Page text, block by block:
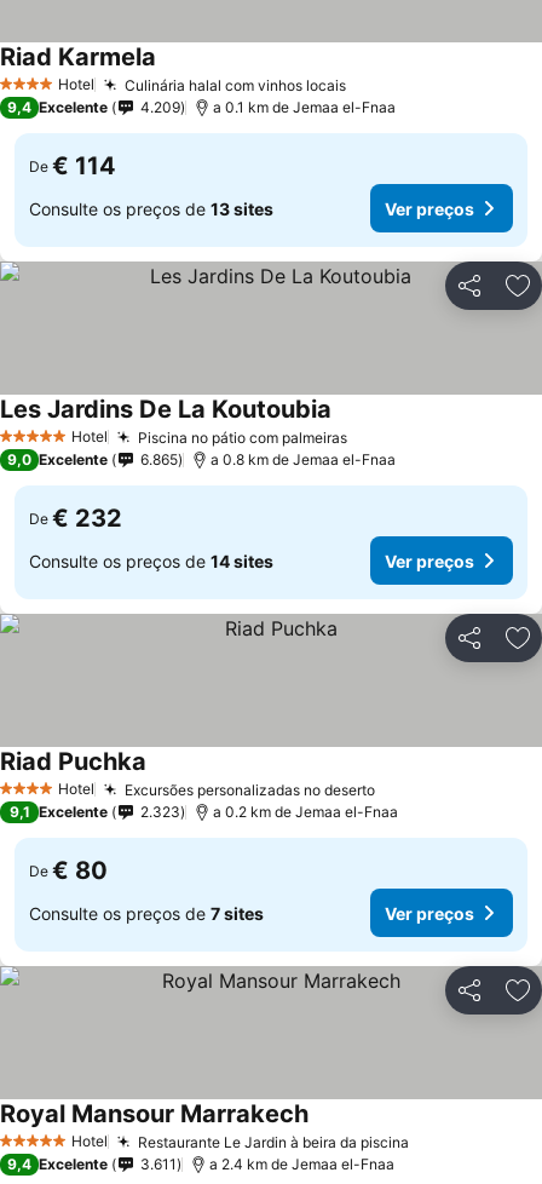
4 EstrelasHotel Culinária halal com vinhos locais
Riad Karmela
9,4 Excelente 4.209 a 0.1 km de Jemaa el-Fnaa
De € 114
Consulte os preços de 13 sites Ver preços
Partilhar
5 Estrelas Hotel Piscina no pátio com palmeiras
Les Jardins De La Koutoubia
9,0 Excelente 6.865 a 0.8 km de Jemaa el-Fnaa
De € 232
Consulte os preços de 14 sites Ver preços
Partilhar
4 EstrelasHotel Excursões personalizadas no deserto
Riad Puchka
9,1 Excelente 2.323 a 0.2 km de Jemaa el-Fnaa
De € 80
Consulte os preços de 7 sites Ver preços
Partilhar
5 Estrelas Hotel Restaurante Le Jardin à beira da piscina
Royal Mansour Marrakech
9,4 Excelente 3.611 a 2.4 km de Jemaa el-Fnaa